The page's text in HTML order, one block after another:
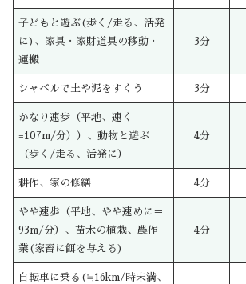
子どもと遊ぶ(歩く/走る、活発
に)、家具・家財道具の移動・
運搬
3分
シャベルで土や泥をすくう 3分
かなり速歩（平地、速く
=107m/分））、動物と遊ぶ
（歩く/走る、活発に）
4分
耕作、家の修繕 4分
やや速歩（平地、やや速めに＝
93m/分）、苗木の植栽、農作
業(家畜に餌を与える)
4分
自転車に乗る(≒16km/時未満、